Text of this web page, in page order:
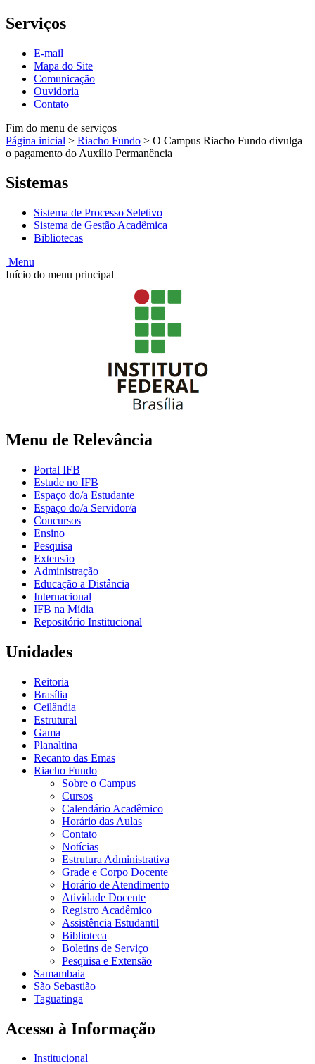
Serviços
E-mail
Mapa do Site
Comunicação
Ouvidoria
Contato
Fim do menu de serviços
Página inicial > Riacho Fundo > O Campus Riacho Fundo divulga
o pagamento do Auxílio Permanência
Sistemas
Sistema de Processo Seletivo
Sistema de Gestão Acadêmica
Bibliotecas
Menu
Início do menu principal
Menu de Relevância
Portal IFB
Estude no IFB
Espaço do/a Estudante
Espaço do/a Servidor/a
Concursos
Ensino
Pesquisa
Extensão
Administração
Educação a Distância
Internacional
IFB na Mídia
Repositório Institucional
Unidades
Reitoria
Brasília
Ceilândia
Estrutural
Gama
Planaltina
Recanto das Emas
Riacho Fundo
Sobre o Campus
Cursos
Calendário Acadêmico
Horário das Aulas
Contato
Notícias
Estrutura Administrativa
Grade e Corpo Docente
Horário de Atendimento
Atividade Docente
Registro Acadêmico
Assistência Estudantil
Biblioteca
Boletins de Serviço
Pesquisa e Extensão
Samambaia
São Sebastião
Taguatinga
Acesso à Informação
Institucional